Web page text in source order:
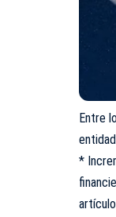
Entre
*